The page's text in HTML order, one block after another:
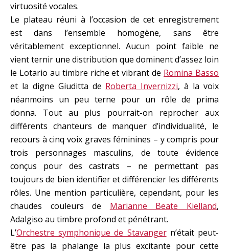
virtuosité vocales.
Le plateau réuni à l’occasion de cet enregistrement
est dans l’ensemble homogène, sans être
véritablement exceptionnel. Aucun point faible ne
vient ternir une distribution que dominent d’assez loin
le Lotario au timbre riche et vibrant de Romina Basso
et la digne Giuditta de Roberta Invernizzi, à la voix
néanmoins un peu terne pour un rôle de prima
donna. Tout au plus pourrait-on reprocher aux
différents chanteurs de manquer d’individualité, le
recours à cinq voix graves féminines – y compris pour
trois personnages masculins, de toute évidence
conçus pour des castrats – ne permettant pas
toujours de bien identifier et différencier les différents
rôles. Une mention particulière, cependant, pour les
chaudes couleurs de Marianne Beate Kielland,
Adalgiso au timbre profond et pénétrant.
L’Orchestre symphonique de Stavangern’était peut-
être pas la phalange la plus excitante pour cette